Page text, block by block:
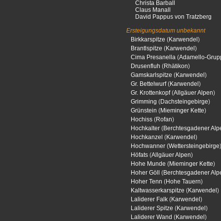
Christa Barball
Claus Manall
David Pappus von Tratzberg
Ersteigungsdatum unbekannt
Birkkarspitze (Karwendel )
Brantlspitze (Karwendel )
Cima Presanella (Adamello-
Drusenfluh (Rhätikon)
Gamskarlspitze (Karwendel )
Gr. Bettelwurf(Karwendel )
Gr. Krottenkopf(Allgäuer Alpen)
Grimming (Dachsteingebirge)
Grünstein (Mieminger Kette)
Hochiss (Rofan)
Hochkalter (Berchtesgadener
Hochkanzel (Karwendel )
Hochwanner (Wettersteingebirge)
Höfats (Allgäuer Alpen)
Hohe Munde (Mieminger Kette)
Hoher Göll
(Berchtesgadener
Hoher Tenn (Hohe Tauern)
Kaltwasserkarspitze (Karwendel )
Laliderer Falk (Karwendel )
Laliderer Spitze (Karwendel )
Laliderer Wand (Karwendel )